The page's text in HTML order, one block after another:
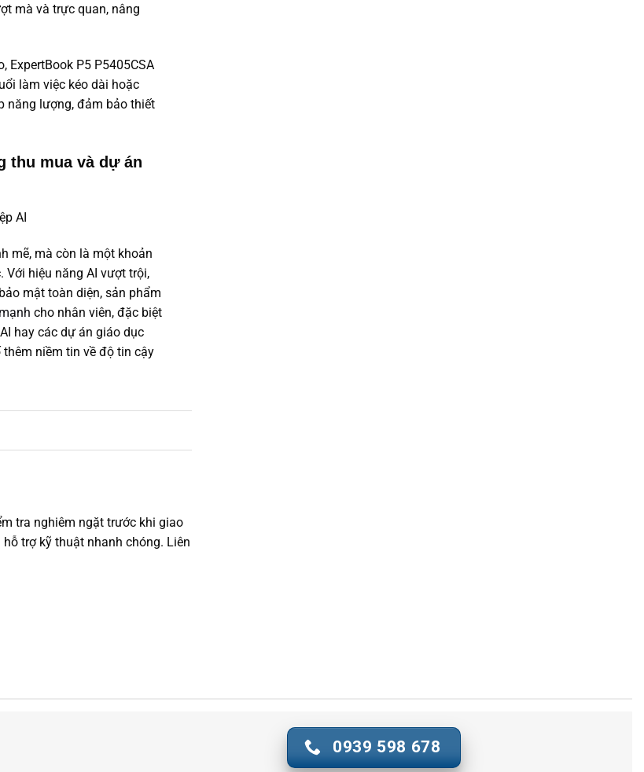
mà và trực quan, nâng
ExpertBook P5 P5405CSA
làm việc kéo dài hoặc
năng lượng, đảm bảo thiết
thu mua và dự án
mẽ, mà còn là một khoản
hiệu năng AI vượt trội,
mật toàn diện, sản phẩm
cho nhân viên, đặc biệt
hay các dự án giáo dục
niềm tin về độ tin cậy
tra nghiêm ngặt trước khi giao
trợ kỹ thuật nhanh chóng. Liên
0939 598 678